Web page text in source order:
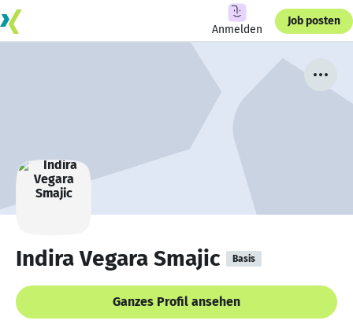
Anmelden
Job posten
Indira Vegara Smajic Basis
Ganzes Profil ansehen